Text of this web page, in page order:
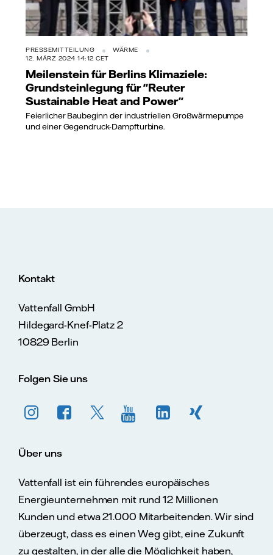
PRESSEMITTEILUNG
WÄRME
12. MÄRZ 2024 14:12 CET
Meilenstein für Berlins Klimaziele:
Grundsteinlegung für "Reuter
Sustainable Heat and Power"
Feierlicher Baubeginn der industriellen Großwärmepumpe
und einer Gegendruck-Dampfturbine.
Kontakt
Vattenfall GmbH
Hildegard-Knef-Platz 2
10829 Berlin
Folgen Sie uns
Über uns
Vattenfall ist ein führendes europäisches
Energieunternehmen mit rund 12 Millionen
Kunden und etwa 21.000 Mitarbeitenden. Wir sind
überzeugt, dass es einen Weg gibt, eine Zukunft
zu gestalten, in der alle die Möglichkeit haben,